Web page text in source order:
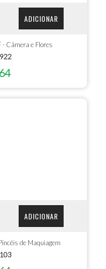
ADICIONAR
- Câmera e Flores
ADICIONAR
de Maquiagem